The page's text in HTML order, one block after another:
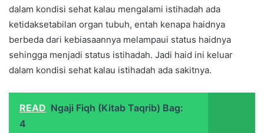
dalam kondisi sehat kalau mengalami istihadah ada
ketidaksetabilan organ tubuh, entah kenapa haidnya
berbeda dari kebiasaannya melampaui status haidnya
sehingga menjadi status istihadah. Jadi haid ini keluar
dalam kondisi sehat kalau istihadah ada sakitnya.
READ Ngaji Fiqh (Kitab Taqrib) Bag:
4